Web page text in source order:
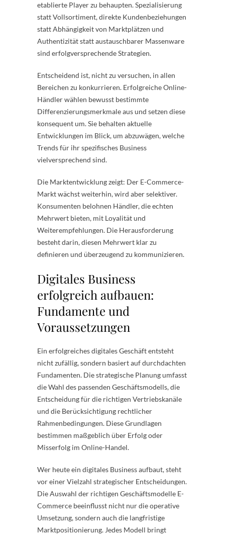
etablierte Player zu behaupten. Spezialisierung
statt Vollsortiment, direkte Kundenbeziehungen
statt Abhängigkeit von Marktplätzen und
Authentizität statt austauschbarer Massenware
sind erfolgversprechende Strategien.
Entscheidend ist, nicht zu versuchen, in allen
Bereichen zu konkurrieren. Erfolgreiche Online-
Händler wählen bewusst bestimmte
Differenzierungsmerkmale aus und setzen diese
konsequent um. Sie behalten aktuelle
Entwicklungen im Blick, um abzuwägen, welche
Trends für ihr spezifisches Business
vielversprechend sind.
Die Marktentwicklung zeigt: Der E-Commerce-
Markt wächst weiterhin, wird aber selektiver.
Konsumenten belohnen Händler, die echten
Mehrwert bieten, mit Loyalität und
Weiterempfehlungen. Die Herausforderung
besteht darin, diesen Mehrwert klar zu
definieren und überzeugend zu kommunizieren.
Digitales Business
erfolgreich aufbauen:
Fundamente und
Voraussetzungen
Ein erfolgreiches digitales Geschäft entsteht
nicht zufällig, sondern basiert auf durchdachten
Fundamenten. Die strategische Planung umfasst
die Wahl des passenden Geschäftsmodells, die
Entscheidung für die richtigen Vertriebskanäle
und die Berücksichtigung rechtlicher
Rahmenbedingungen. Diese Grundlagen
bestimmen maßgeblich über Erfolg oder
Misserfolg im Online-Handel.
Wer heute ein digitales Business aufbaut, steht
vor einer Vielzahl strategischer Entscheidungen.
Die Auswahl der richtigen Geschäftsmodelle E-
Commerce beeinflusst nicht nur die operative
Umsetzung, sondern auch die langfristige
Marktpositionierung. Jedes Modell bringt